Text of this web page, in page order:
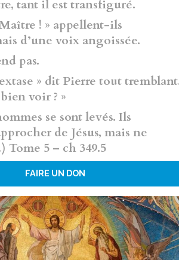
tant il est transfiguré.
! » appellent-ils
d’une voix angoissée.
pas.
» dit Pierre tout
voir ? »
se sont levés. Ils
de Jésus, mais ne
Tome 5 – ch 349.5
FAIRE UN DON